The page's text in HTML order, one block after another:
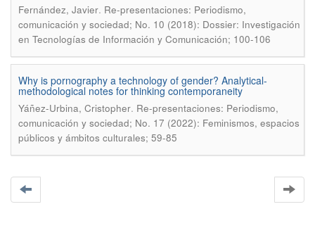
Fernández, Javier. Re-presentaciones: Periodismo,
comunicación y sociedad; No. 10 (2018): Dossier: Investigación
en Tecnologías de Información y Comunicación; 100-106
Why is pornography a technology of gender? Analytical-
methodological notes for thinking contemporaneity
Yáñez-Urbina, Cristopher. Re-presentaciones: Periodismo,
comunicación y sociedad; No. 17 (2022): Feminismos, espacios
públicos y ámbitos culturales; 59-85